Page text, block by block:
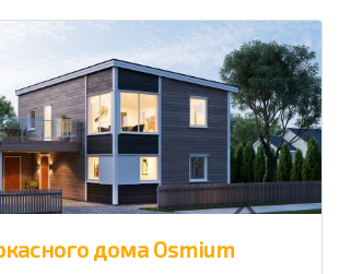
дома Osmium